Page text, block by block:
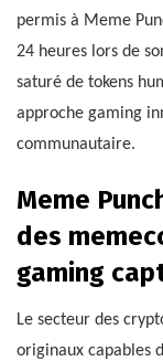
permis à Meme
24 heures lors de
saturé de tokens
approche gaming
communautaire.
Meme
des
gaming
Le secteur des
originaux capables